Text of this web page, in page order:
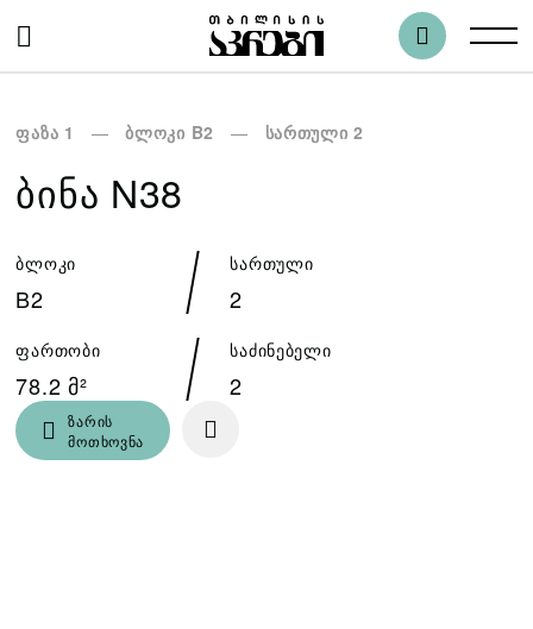
ფაზა 1 ბლოკი B2 სართული 2
ᲑᲘᲜᲐ N38
ბლოკი
B2
სართული
2
ფართობი
78.2 მ²
საძინებელი
2
ზარის
მოთხოვნა